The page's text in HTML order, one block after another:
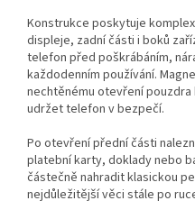
Konstrukce poskytuje
displeje, zadní části i boků
telefon před poškrábáním,
každodenním používání.
nechtěnému otevření pouzdra
udržet telefon v bezpečí.
Po otevření přední části
platební karty, doklady nebo
částečně nahradit klasickou
nejdůležitější věci stále po